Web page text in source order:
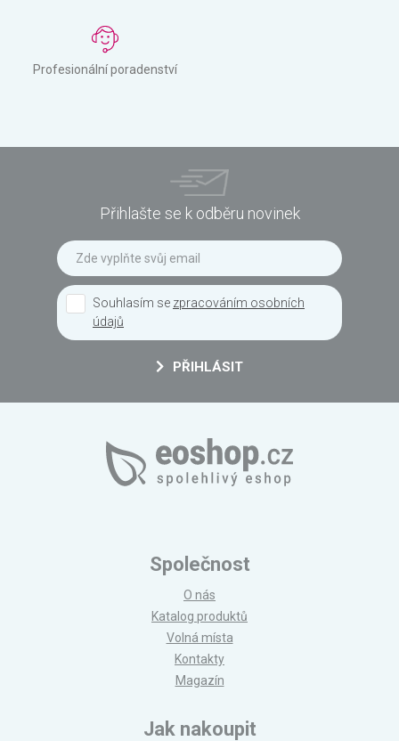
Profesionální poradenství
Přihlašte se k odběru novinek
Souhlasím se zpracováním osobních
údajů
PŘIHLÁSIT
Společnost
O nás
Katalog produktů
Volná místa
Kontakty
Magazín
Jak nakoupit